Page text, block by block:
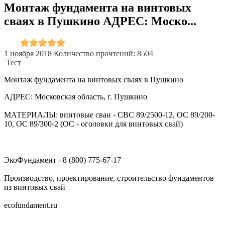
Монтаж фундамента на винтовых
сваях в Пушкино АДРЕС: Моско...
1 ноября 2018 Количество прочтений: 8504
Тест
Монтаж фундамента на винтовых сваях в Пушкино
АДРЕС: Московская область, г. Пушкино
МАТЕРИАЛЫ: винтовые сваи - СВС 89/2500-12, ОС 89/200-
10, ОС 89/300-2 (ОС - оголовки для винтовых свай)
ЭкоФундамент - 8 (800) 775-67-17
Производство, проектирование, строительство фундаментов
из винтовых свай
ecofundament.ru